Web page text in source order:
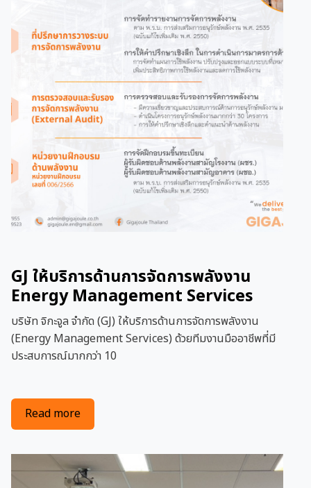
GJ ให้บริการด้านการจัดการพลังงาน
Energy Management Services
บริษัท จิกะจูล จำกัด (GJ) ให้บริการด้านการจัดการพลังงาน
(Energy Management Services) ด้วยทีมงานมืออาชีพที่มี
ประสบการณ์มากกว่า 10
Read moreabout GJ ให้บริการด้านการจัดการพลังงาน